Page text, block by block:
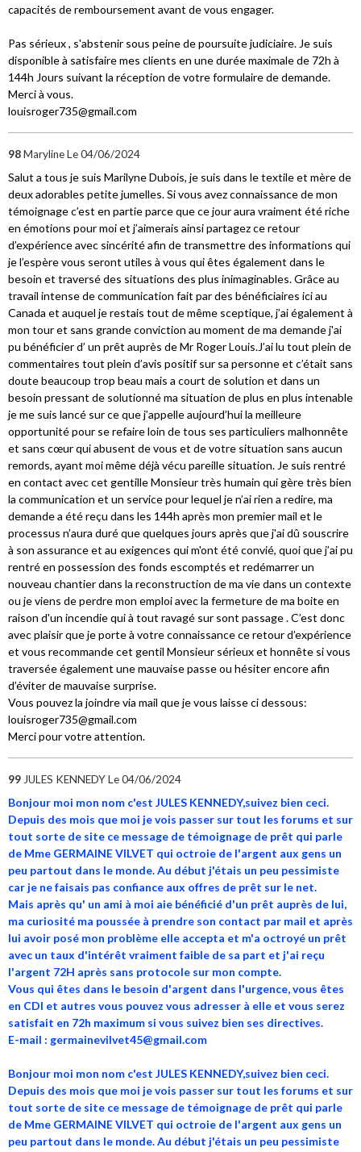
capacités de remboursement avant de vous engager.
Pas sérieux , s'abstenir sous peine de poursuite judiciaire. Je suis
disponible à satisfaire mes clients en une durée maximale de 72h à
144h Jours suivant la réception de votre formulaire de demande.
Merci à vous.
louisroger735@gmail.com
98MarylineLe 04/06/2024
Salut a tous je suis Marilyne Dubois, je suis dans le textile et mère de
deux adorables petite jumelles. Si vous avez connaissance de mon
témoignage c’est en partie parce que ce jour aura vraiment été riche
en émotions pour moi et j’aimerais ainsi partagez ce retour
d’expérience avec sincérité afin de transmettre des informations qui
je l’espère vous seront utiles à vous qui êtes également dans le
besoin et traversé des situations des plus inimaginables. Grâce au
travail intense de communication fait par des bénéficiaires ici au
Canada et auquel je restais tout de même sceptique, j’ai également à
mon tour et sans grande conviction au moment de ma demande j'ai
pu bénéficier d’ un prêt auprès de Mr Roger Louis.J’ai lu tout plein de
commentaires tout plein d’avis positif sur sa personne et c’était sans
doute beaucoup trop beau mais a court de solution et dans un
besoin pressant de solutionné ma situation de plus en plus intenable
je me suis lancé sur ce que j’appelle aujourd’hui la meilleure
opportunité pour se refaire loin de tous ses particuliers malhonnête
et sans cœur qui abusent de vous et de votre situation sans aucun
remords, ayant moi même déjà vécu pareille situation. Je suis rentré
en contact avec cet gentille Monsieur très humain qui gère très bien
la communication et un service pour lequel je n’ai rien a redire, ma
demande a été reçu dans les 144h après mon premier mail et le
processus n’aura duré que quelques jours après que j'ai dû souscrire
à son assurance et au exigences qui m'ont été convié, quoi que j’ai pu
rentré en possession des fonds escomptés et redémarrer un
nouveau chantier dans la reconstruction de ma vie dans un contexte
ou je viens de perdre mon emploi avec la fermeture de ma boite en
raison d'un incendie qui à tout ravagé sur sont passage . C’est donc
avec plaisir que je porte à votre connaissance ce retour d’expérience
et vous recommande cet gentil Monsieur sérieux et honnête si vous
traversée également une mauvaise passe ou hésiter encore afin
d’éviter de mauvaise surprise.
Vous pouvez la joindre via mail que je vous laisse ci dessous:
louisroger735@gmail.com
Merci pour votre attention.
99 JULES KENNEDYLe 04/06/2024
Bonjour moi mon nom c'est JULES KENNEDY,suivez bien ceci.
Depuis des mois que moi je vois passer sur tout les forums et sur
tout sorte de site ce message de témoignage de prêt qui parle
de Mme GERMAINE VILVET qui octroie de l'argent aux gens un
peu partout dans le monde. Au début j'étais un peu pessimiste
car je ne faisais pas confiance aux offres de prêt sur le net.
Mais après qu' un ami à moi aie bénéficié d'un prêt auprès de lui,
ma curiosité ma poussée à prendre son contact par mail et après
lui avoir posé mon problème elle accepta et m'a octroyé un prêt
avec un taux d'intérêt vraiment faible de sa part et j'ai reçu
l'argent 72H après sans protocole sur mon compte.
Vous qui êtes dans le besoin d'argent dans l'urgence, vous êtes
en CDI et autres vous pouvez vous adresser à elle et vous serez
satisfait en 72h maximum si vous suivez bien ses directives.
E-mail : germainevilvet45@gmail.com
Bonjour moi mon nom c'est JULES KENNEDY,suivez bien ceci.
Depuis des mois que moi je vois passer sur tout les forums et sur
tout sorte de site ce message de témoignage de prêt qui parle
de Mme GERMAINE VILVET qui octroie de l'argent aux gens un
peu partout dans le monde. Au début j'étais un peu pessimiste